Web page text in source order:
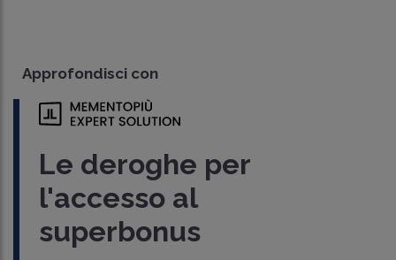
Approfondisci con
Le deroghe per
l'accesso al
superbonus